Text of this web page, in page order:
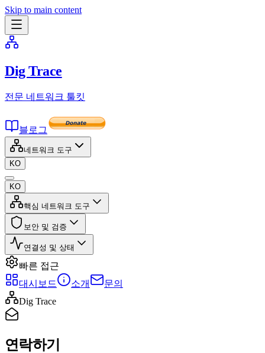
Skip to main content
Dig Trace
전문 네트워크 툴킷
블로그
네트워크 도구
KO
KO
핵심 네트워크 도구
보안 및 검증
연결성 및 상태
빠른 접근
대시보드
소개
문의
Dig Trace
연락하기